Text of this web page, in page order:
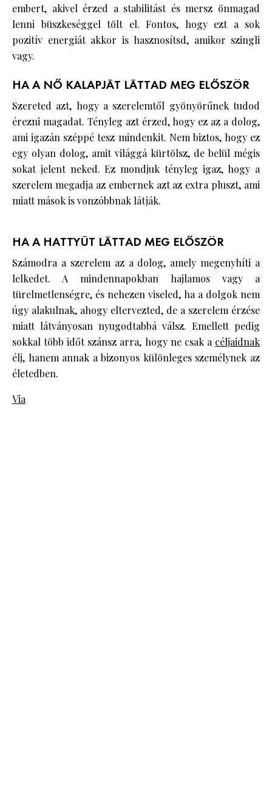
embert, akivel érzed a stabilitást és mersz önmagad
lenni büszkeséggel tölt el. Fontos, hogy ezt a sok
pozitív energiát akkor is hasznosítsd, amikor szingli
vagy.
HA A NŐ KALAPJÁT LÁTTAD MEG ELŐSZÖR
Szereted azt, hogy a szerelemtől gyönyörűnek tudod
érezni magadat. Tényleg azt érzed, hogy ez az a dolog,
ami igazán széppé tesz mindenkit. Nem biztos, hogy ez
egy olyan dolog, amit világgá kürtölsz, de belül mégis
sokat jelent neked. Ez mondjuk tényleg igaz, hogy a
szerelem megadja az embernek azt az extra pluszt, ami
miatt mások is vonzóbbnak látják.
HA A HATTYÚT LÁTTAD MEG ELŐSZÖR
Számodra a szerelem az a dolog, amely megenyhíti a
lelkedet. A mindennapokban hajlamos vagy a
türelmetlenségre, és nehezen viseled, ha a dolgok nem
úgy alakulnak, ahogy eltervezted, de a szerelem érzése
miatt látványosan nyugodtabbá válsz. Emellett pedig
sokkal több időt szánsz arra, hogy ne csak a céljaidnak
élj, hanem annak a bizonyos különleges személynek az
életedben.
Via